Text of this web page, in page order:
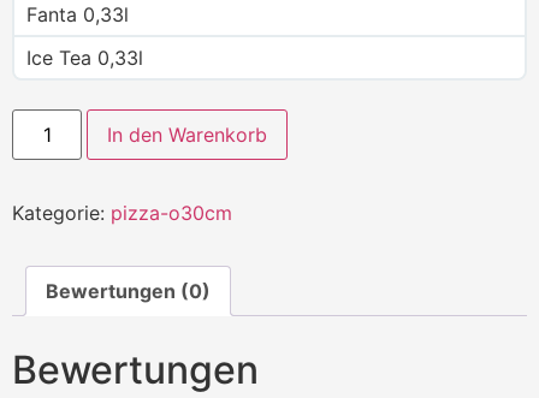
Fanta 0,33l
Ice Tea 0,33l
In den Warenkorb
Kategorie: pizza-o30cm
Bewertungen (0)
Bewertungen